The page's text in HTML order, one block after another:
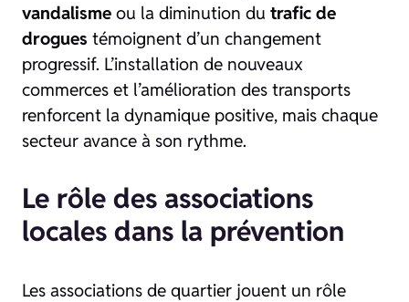
vandalisme ou la diminution du trafic de
drogues témoignent d’un changement
progressif. L’installation de nouveaux
commerces et l’amélioration des transports
renforcent la dynamique positive, mais chaque
secteur avance à son rythme.
Le rôle des associations
locales dans la prévention
Les associations de quartier jouent un rôle